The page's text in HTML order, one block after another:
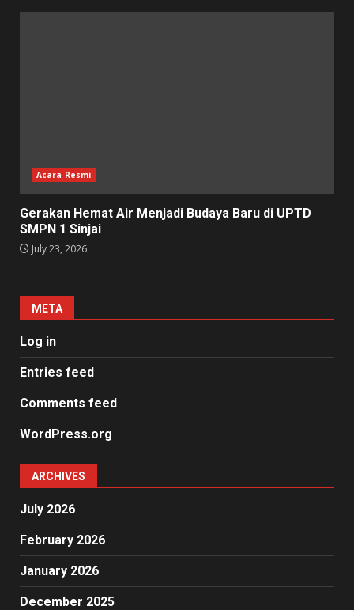
Acara Resmi
Gerakan Hemat Air Menjadi Budaya Baru di UPTD
SMPN 1 Sinjai
July 23, 2026
META
Log in
Entries feed
Comments feed
WordPress.org
ARCHIVES
July 2026
February 2026
January 2026
December 2025